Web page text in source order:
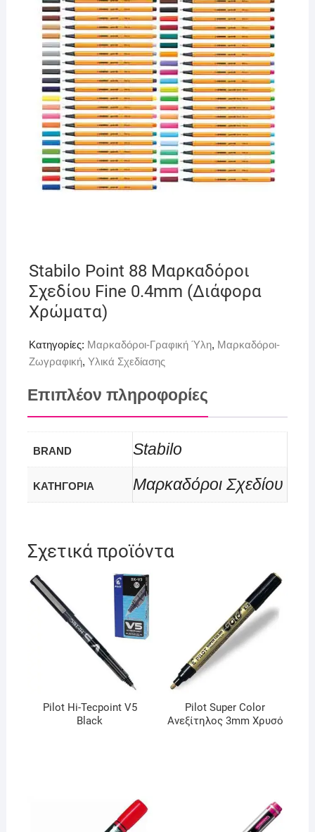
Stabilo Point 88 Μαρκαδόροι
Σχεδίου Fine 0.4mm (Διάφορα
Χρώματα)
Κατηγορίες: Μαρκαδόροι-Γραφική Ύλη, Μαρκαδόροι-
Ζωγραφική, Υλικά Σχεδίασης
Επιπλέον πληροφορίες
BRAND Stabilo
ΚΑΤΗΓΟΡΙΑ Μαρκαδόροι Σχεδίου
Σχετικά προϊόντα
Pilot Hi-Tecpoint V5
Black
Pilot Super Color
Ανεξίτηλος 3mm Χρυσό